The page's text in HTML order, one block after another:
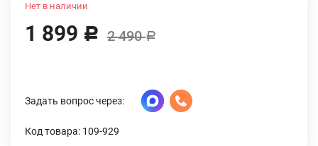
Нет в наличии
1 899 Р 2 490Р
Задать вопрос через:
Код товара: 109-929